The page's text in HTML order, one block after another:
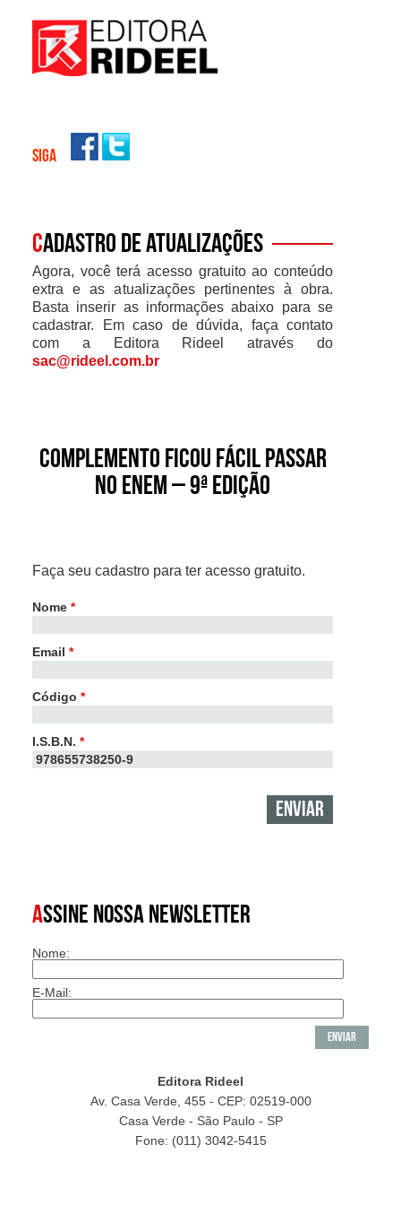
SIGA
Cadastro de atualizações
Agora, você terá acesso gratuito ao conteúdo
extra e as atualizações pertinentes à obra.
Basta inserir as informações abaixo para se
cadastrar. Em caso de dúvida, faça contato
com a Editora Rideel através do
sac@rideel.com.br
Complemento Ficou Fácil Passar
no ENEM – 9ª edição
Faça seu cadastro para ter acesso gratuito.
Nome *
Email *
Código *
I.S.B.N. *
ASSINE NOSSA NEWSLETTER
Nome:
E-Mail:
Editora Rideel
Av. Casa Verde, 455 - CEP: 02519-000
Casa Verde - São Paulo - SP
Fone: (011) 3042-5415